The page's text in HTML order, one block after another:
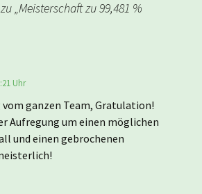
„Meisterschaft zu 99,481 %
Uhr
ganzen Team, Gratulation!
Aufregung um einen möglichen
und einen gebrochenen